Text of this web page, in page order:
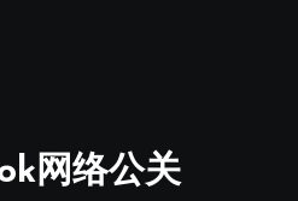
网络公关